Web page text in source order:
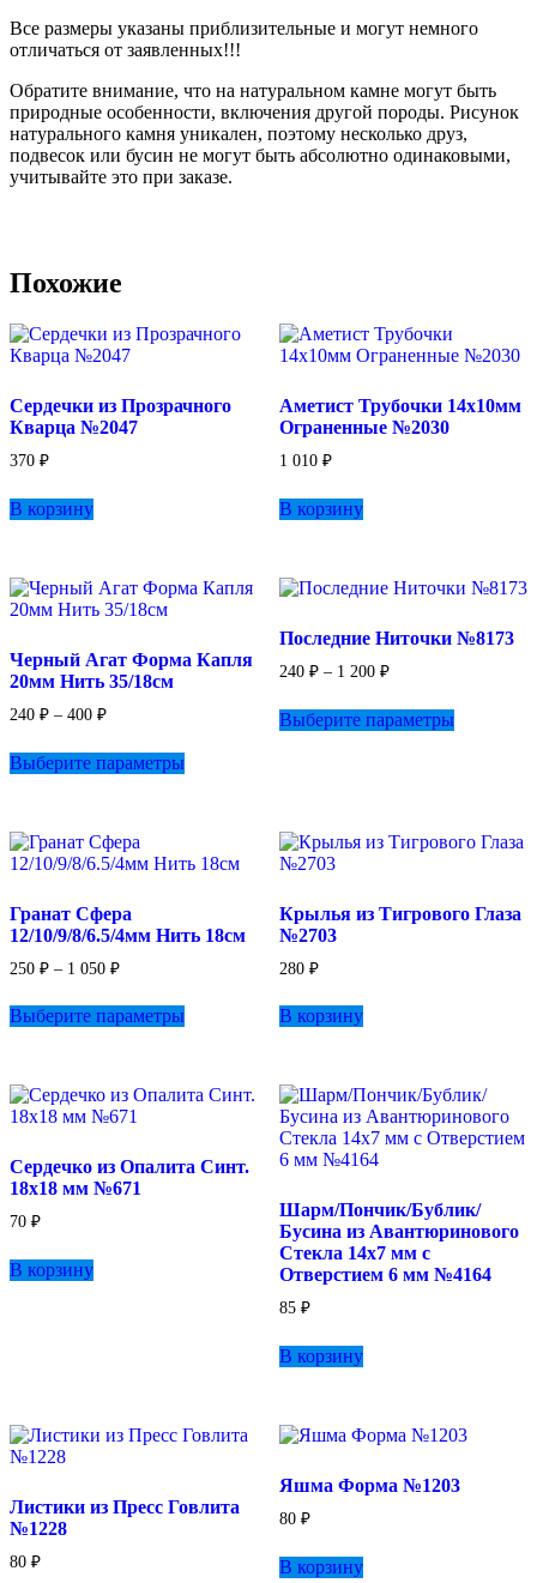
Все размеры указаны приблизительные и могут немного
отличаться от заявленных!!!
Обратите внимание, что на натуральном камне могут быть
природные особенности, включения другой породы. Рисунок
натурального камня уникален, поэтому несколько друз,
подвесок или бусин не могут быть абсолютно одинаковыми,
учитывайте это при заказе.
Похожие
Сердечки из Прозрачного
Кварца №2047
370 ₽
В корзину
Аметист Трубочки 14х10мм
Ограненные №2030
1 010 ₽
В корзину
Черный Агат Форма Капля
20мм Нить 35/18см
240 ₽ – 400 ₽Диапазон
240 ₽
–
Выберите параметры
можно
странице
Последние Ниточки №8173
240 ₽ – 1 200 ₽Диапазон
240 ₽
–
Выберите параметрытовар
выбрать
товара.
Гранат Сфера
12/10/9/8/6.5/4мм Нить 18см
250 ₽ – 1 050 ₽Диапазон
250 ₽
–
Выберите параметры
Опции
на
Крылья из Тигрового Глаза
№2703
280 ₽
В корзину
Сердечко из Опалита Синт.
18х18 мм №671
70 ₽
В корзину
Шарм/Пончик/Бублик/
Бусина из Авантюринового
Стекла 14х7 мм с
Отверстием 6 мм №4164
85 ₽
В корзину
Листики из Пресс Говлита
№1228
80 ₽
Яшма Форма №1203
80 ₽
В корзину